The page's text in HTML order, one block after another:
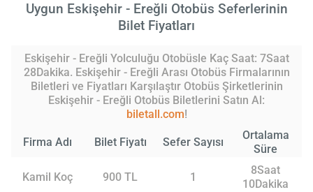
Uygun Eskişehir - Ereğli Otobüs Seferlerinin
Bilet Fiyatları
Eskişehir - Ereğli Yolculuğu Otobüsle Kaç Saat: 7Saat
28Dakika. Eskişehir - Ereğli Arası Otobüs Firmalarının
Biletleri ve Fiyatları Karşılaştır Otobüs Şirketlerinin
Eskişehir - Ereğli Otobüs Biletlerini Satın Al:
biletall.com!
Firma Adı Bilet Fiyatı Sefer Sayısı
Ortalama
Süre
Kamil Koç 900 TL 1
8Saat
10Dakika